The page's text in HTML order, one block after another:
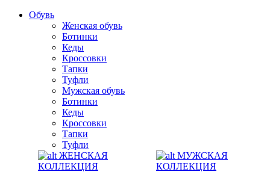
Обувь
Женская обувь
Ботинки
Кеды
Кроссовки
Тапки
Туфли
Мужская обувь
Ботинки
Кеды
Кроссовки
Тапки
Туфли
ЖЕНСКАЯ
КОЛЛЕКЦИЯ
МУЖСКАЯ
КОЛЛЕКЦИЯ